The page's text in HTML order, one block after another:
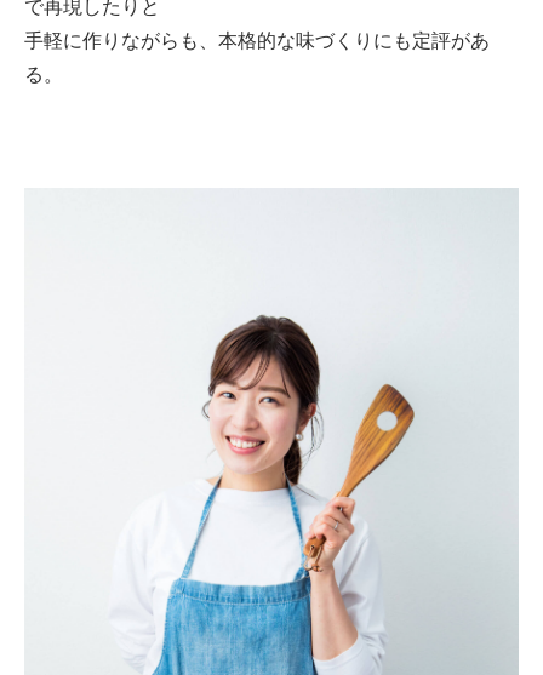
で再現したりと
手軽に作りながらも、本格的な味づくりにも定評があ
る。